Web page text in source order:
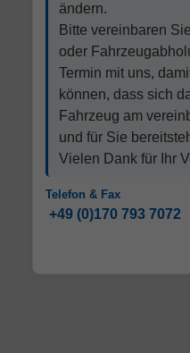
ändern.
Bitte vereinbaren
oder
Termin mit uns,
können, dass sich
Fahrzeug am
und für Sie
Vielen Dank für Ihr
Telefon & Fax
+49 (0)170 793 7072